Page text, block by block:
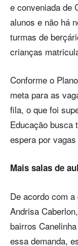
e conveniada de
alunos e não há
turmas de
crianças
Conforme o
meta para as
fila, o que foi
Educação busca
espera por
Mais salas de
De acordo com
Andrisa
bairros
essa demanda,